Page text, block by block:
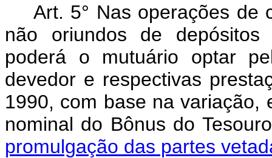
Art. 5° Nas operações de
não oriundos de
poderá o mutuário optar
devedor e respectivas
1990, com base na variação,
nominal do Bônus do
promulgação das partes